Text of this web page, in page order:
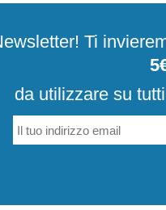
Ti
da utilizzare su